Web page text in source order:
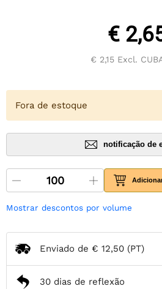
€
€ 2,15 Excl.
Fora de estoque
notificação de
Mostrar descontos por volume
Enviado de € 12,50 (PT)
30 dias de reflexão